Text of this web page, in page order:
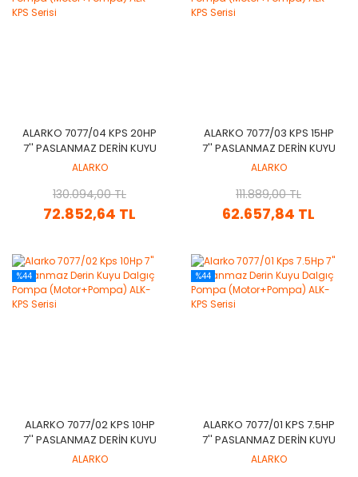
ALARKO 7077/04 KPS 20HP
7'' PASLANMAZ DERIN KUYU
DALGIÇ POMPA
SERISI
ALARKO
72.852,64 TL
130.094,00 TL
ALARKO 7077/03 KPS 15HP
7'' PASLANMAZ DERIN KUYU
DALGIÇ POMPA
SERISI
ALARKO
62.657,84 TL
111.889,00 TL
%44
ALARKO 7077/02 KPS 10HP
7'' PASLANMAZ DERIN KUYU
DALGIÇ POMPA
ALARKO
%44
ALARKO 7077/01 KPS 7.5HP
7'' PASLANMAZ DERIN KUYU
DALGIÇ POMPA
ALARKO